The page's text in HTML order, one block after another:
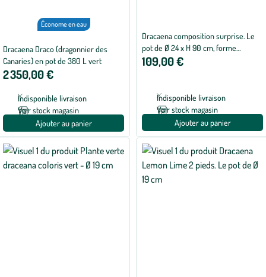
Économe en eau
Dracaena Draco (dragonnier des
Canaries) en pot de 380 L vert
2 350,00 €
Indisponible livraison
Voir stock magasin
Ajouter au panier
Dracaena composition surprise. Le
pot de Ø 24 x H 90 cm, forme
ramifiée
109,00 €
Indisponible livraison
Voir stock magasin
Ajouter au panier